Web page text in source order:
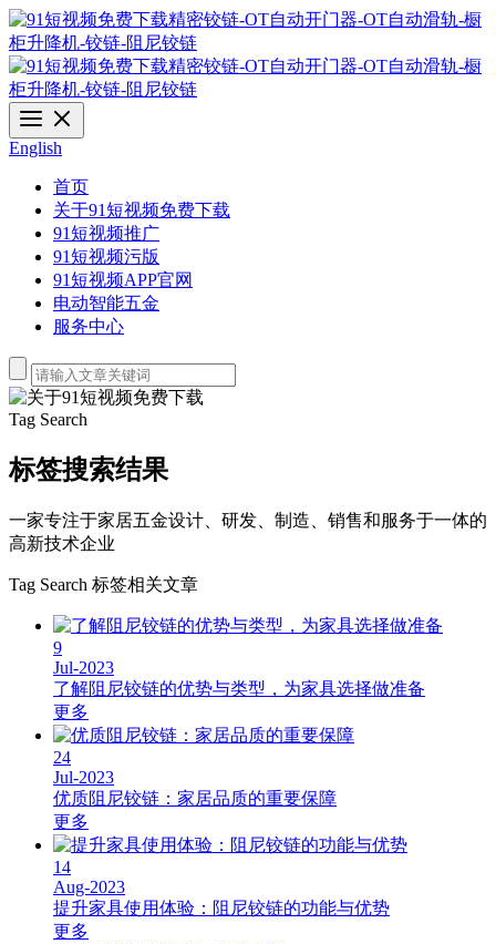
English
首页
关于91短视频免费下载
91短视频推广
91短视频污版
91短视频APP官网
电动智能五金
服务中心
Tag Search
标签搜索结果
一家专注于家居五金设计、研发、制造、销售和服务于一体的
高新技术企业
Tag Search 标签相关文章
9
Jul-2023
了解阻尼铰链的优势与类型，为家具选择做准备
更多
24
Jul-2023
优质阻尼铰链：家居品质的重要保障
更多
14
Aug-2023
提升家具使用体验：阻尼铰链的功能与优势
更多